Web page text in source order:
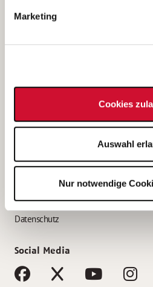
Marketing
Cookies
Auswahl
Nur notwendige
Bewerbung als Altenpflegehelfer*in
Bewerbung als Erzieher*in
AWO Gliederungen nach Bundesland
Impressum
Datenschutz
Social Media